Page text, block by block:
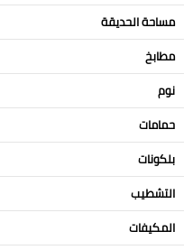
مساحة الحديقة
مطابخ
نوم
حمامات
بلكونات
التشطيب
المكيفات